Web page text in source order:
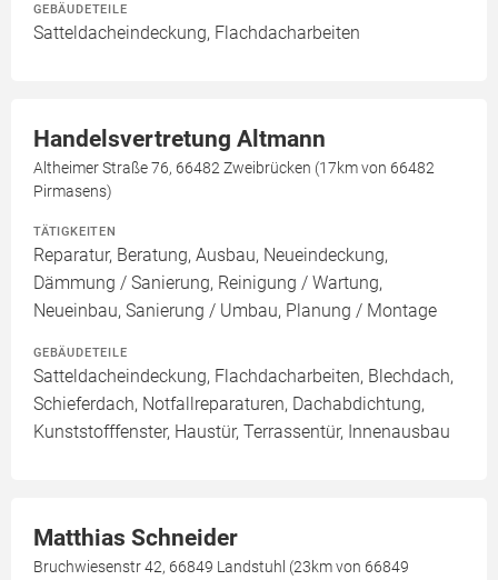
GEBÄUDETEILE
Satteldacheindeckung, Flachdacharbeiten
Handelsvertretung Altmann
Altheimer Straße 76, 66482 Zweibrücken (17km von 66482
Pirmasens)
TÄTIGKEITEN
Reparatur, Beratung, Ausbau, Neueindeckung,
Dämmung / Sanierung, Reinigung / Wartung,
Neueinbau, Sanierung / Umbau, Planung / Montage
GEBÄUDETEILE
Satteldacheindeckung, Flachdacharbeiten, Blechdach,
Schieferdach, Notfallreparaturen, Dachabdichtung,
Kunststofffenster, Haustür, Terrassentür, Innenausbau
Matthias Schneider
Bruchwiesenstr 42, 66849 Landstuhl (23km von 66849